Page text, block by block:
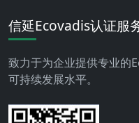
信延Ecovadis认证服
致力于为企业提供专业的
可持续发展水平。